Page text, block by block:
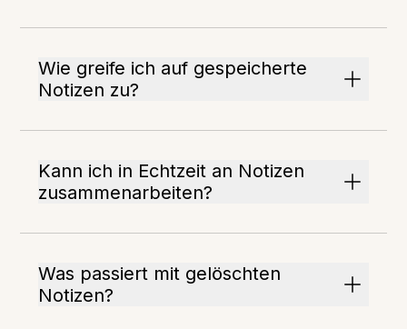
Wie greife ich auf gespeicherte
Notizen zu?
Kann ich in Echtzeit an Notizen
zusammenarbeiten?
Was passiert mit gelöschten
Notizen?